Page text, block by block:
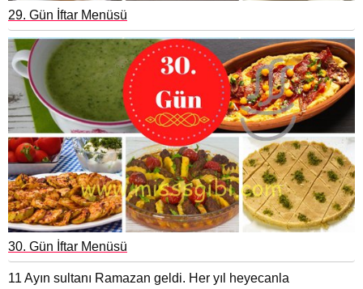
29. Gün İftar Menüsü
30. Gün İftar Menüsü
11 Ayın sultanı Ramazan geldi. Her yıl heyecanla